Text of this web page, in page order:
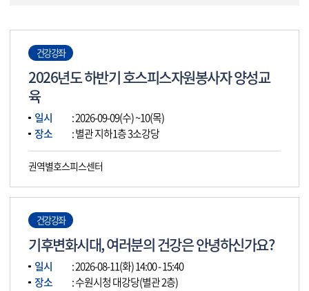
건강강좌
2026년도 하반기 호스피스자원봉사자 양성교
육
일시
: 2026-09-09(수) ~10(목)
장소
: 별관 지하1층 3소강당
권역별호스피스센터
건강강좌
기후변화시대, 여러분의 건강은 안녕하신가요?
일시
: 2026-08-11(화) 14:00 - 15:40
장소
: 수원시청 대강당(별관 2층)